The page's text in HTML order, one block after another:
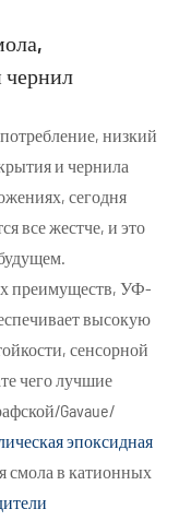
чернил
низкий
и чернила
сегодня
все жестче, и это
преимуществ, УФ-
высокую
сенсорной
чего лучшие
Gavaue/
эпоксидная
смола в катионных